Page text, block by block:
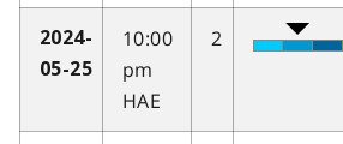
2024-
05-25
10:00
pm
HAE
2